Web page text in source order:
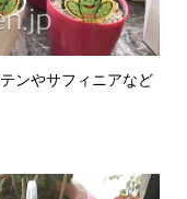
ンやサフィニアなど